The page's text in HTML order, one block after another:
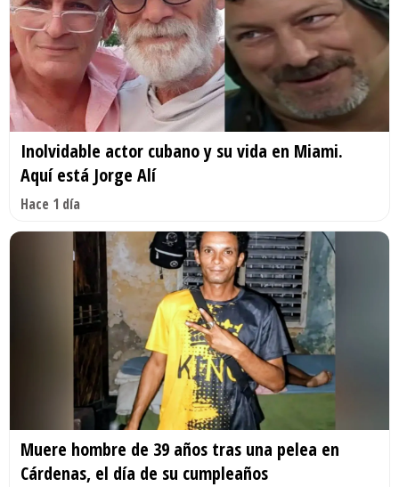
Inolvidable actor cubano y su vida en Miami.
Aquí está Jorge Alí
Hace 1 día
Muere hombre de 39 años tras una pelea en
Cárdenas, el día de su cumpleaños